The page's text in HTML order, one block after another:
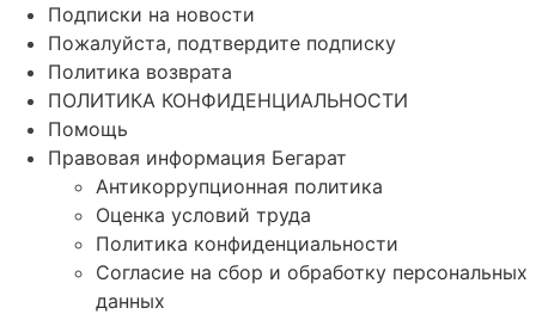
Подписки на новости
Пожалуйста, подтвердите подписку
Политика возврата
ПОЛИТИКА КОНФИДЕНЦИАЛЬНОСТИ
Помощь
Правовая информация Бегарат
Антикоррупционная политика
Оценка условий труда
Политика конфиденциальности
Согласие на сбор и обработку персональных
данных